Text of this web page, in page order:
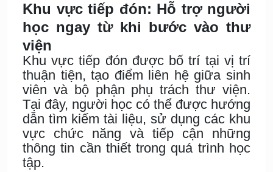
Khu vực tiếp đón: Hỗ trợ người
học ngay từ khi bước vào thư
viện
Khu vực tiếp đón được bố trí tại vị trí
thuận tiện, tạo điểm liên hệ giữa sinh
viên và bộ phận phụ trách thư viện.
Tại đây, người học có thể được hướng
dẫn tìm kiếm tài liệu, sử dụng các khu
vực chức năng và tiếp cận những
thông tin cần thiết trong quá trình học
tập.